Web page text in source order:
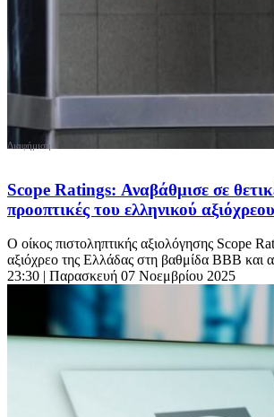
Scope Ratings: Αναβάθμισε σε
προοπτικές του ελληνικού αξιόχρεου
Ο οίκος πιστοληπτικής αξιολόγησης Scope
αξιόχρεο της Ελλάδας στη βαθμίδα ΒΒΒ και
23:30 | Παρασκευή 07 Νοεμβρίου 2025